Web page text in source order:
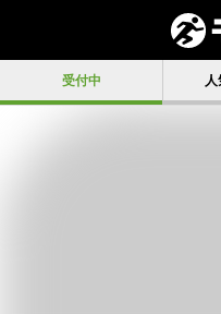
受付中